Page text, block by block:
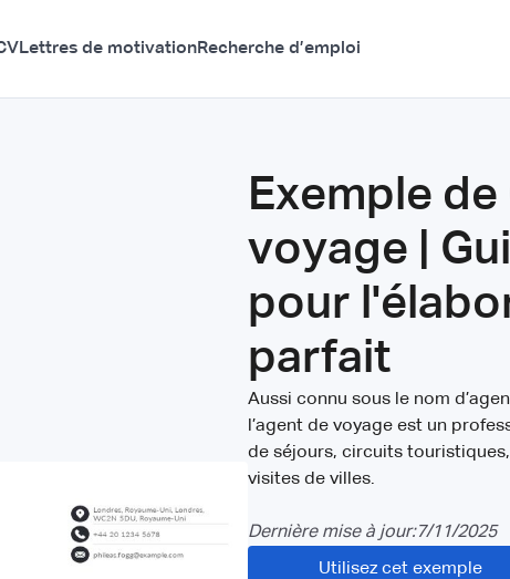
Lettres de motivationRecherche d’emploi
Exemple
voyage |
pour
parfait
Aussi connu sous le nom
l’agent de voyage est un
de séjours, circuits
visites de villes.
Dernière mise à jour:7/11/2025
Utilisez cet exemple